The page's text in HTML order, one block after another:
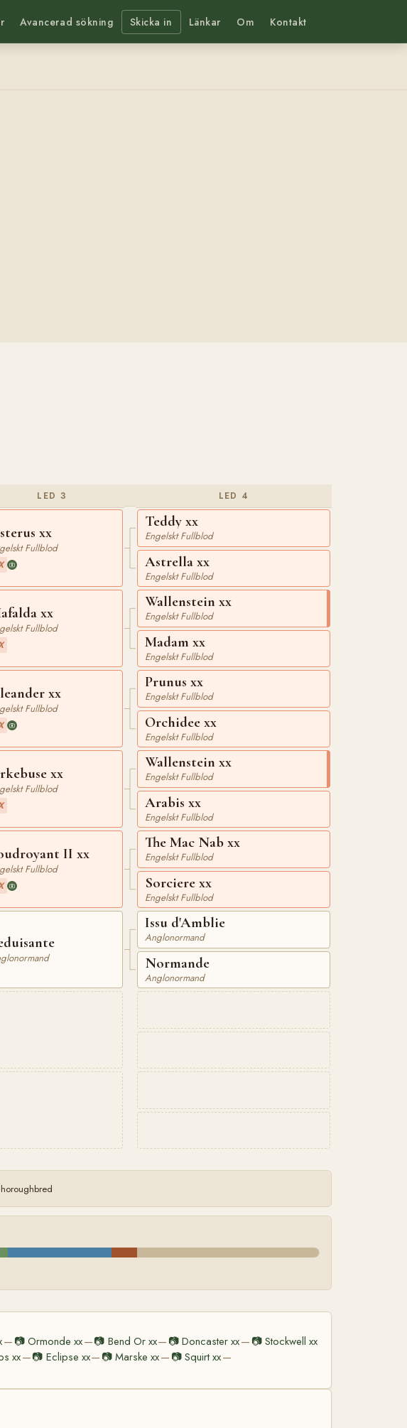
Avancerad sökning Skicka in Länkar Om Kontakt
LED 3
xx
Fullblod
xx
Fullblod
xx
Fullblod
xx
Fullblod
II xx
Fullblod
LED 4
Teddy xx
Engelskt Fullblod
Astrella xx
Engelskt Fullblod
Wallenstein xx
Engelskt Fullblod
Madam xx
Engelskt Fullblod
Prunus xx
Engelskt Fullblod
Orchidee xx
Engelskt Fullblod
Wallenstein xx
Engelskt Fullblod
Arabis xx
Engelskt Fullblod
The Mac Nab xx
Engelskt Fullblod
Sorciere xx
Engelskt Fullblod
Issu d'Amblie
Anglonormand
Normande
Anglonormand
— 📷Ormonde xx—📷 Bend Or xx— 📷Doncaster xx— 📷 Stockwell xx
xx—📷 Eclipse xx— 📷Marske xx— 📷Squirt xx—